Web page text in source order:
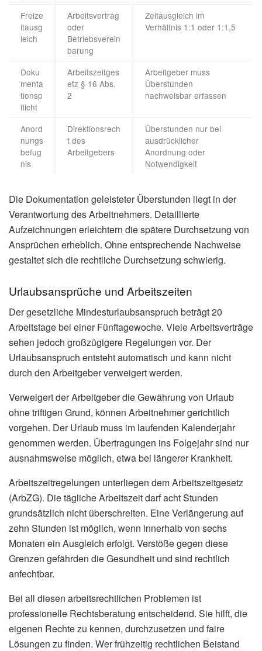
Freize
itausg
leich
Arbeitsvertrag
oder
Betriebsverein
barung
Zeitausgleich im
Verhältnis 1:1 oder 1:1,5
Doku
menta
tionsp
flicht
Arbeitszeitges
etz § 16 Abs.
2
Arbeitgeber muss
Überstunden
nachweisbar erfassen
Anord
nungs
befug
nis
Direktionsrech
t des
Arbeitgebers
Überstunden nur bei
ausdrücklicher
Anordnung oder
Notwendigkeit
Die Dokumentation geleisteter Überstunden liegt in der
Verantwortung des Arbeitnehmers. Detaillierte
Aufzeichnungen erleichtern die spätere Durchsetzung von
Ansprüchen erheblich. Ohne entsprechende Nachweise
gestaltet sich die rechtliche Durchsetzung schwierig.
Urlaubsansprüche und Arbeitszeiten
Der gesetzliche Mindesturlaubsanspruch beträgt 20
Arbeitstage bei einer Fünftagewoche. Viele Arbeitsverträge
sehen jedoch großzügigere Regelungen vor. Der
Urlaubsanspruch entsteht automatisch und kann nicht
durch den Arbeitgeber verweigert werden.
Verweigert der Arbeitgeber die Gewährung von Urlaub
ohne triftigen Grund, können Arbeitnehmer gerichtlich
vorgehen. Der Urlaub muss im laufenden Kalenderjahr
genommen werden. Übertragungen ins Folgejahr sind nur
ausnahmsweise möglich, etwa bei längerer Krankheit.
Arbeitszeitregelungen unterliegen dem Arbeitszeitgesetz
(ArbZG). Die tägliche Arbeitszeit darf acht Stunden
grundsätzlich nicht überschreiten. Eine Verlängerung auf
zehn Stunden ist möglich, wenn innerhalb von sechs
Monaten ein Ausgleich erfolgt. Verstöße gegen diese
Grenzen gefährden die Gesundheit und sind rechtlich
anfechtbar.
Bei all diesen arbeitsrechtlichen Problemen ist
professionelle Rechtsberatung entscheidend. Sie hilft, die
eigenen Rechte zu kennen, durchzusetzen und faire
Lösungen zu finden. Wer frühzeitig rechtlichen Beistand